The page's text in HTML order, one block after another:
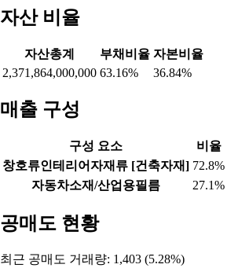
2026-07-24 14,929
2026-07-23 16,521
2026-07-21 20,207 -3,342 -17,531
2026-07-20 15,281 -1,401 -14,362
2026-07-15 16,204
1,433 -4,155
2026-07-10 1,263 -5,730 4,420
2026-07-09 -1,160 -147 1,244
자산 비율
자산총계 부채비율 자본비율